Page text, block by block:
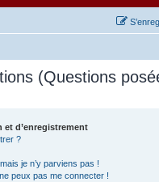
(Questions
et d’enregistrement
?
je n’y parviens pas !
peux pas me connecter !